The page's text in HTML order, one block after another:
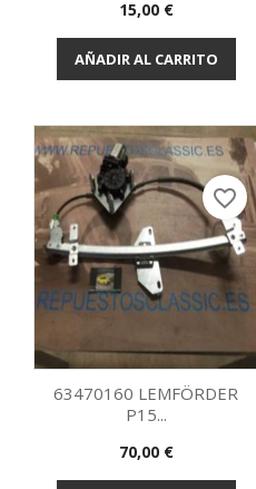
Precio
15,00 €
AÑADIR AL CARRITO
Vista rápida
63470160 LEMFÖRDER
P15...
Precio
70,00 €
favorite_border